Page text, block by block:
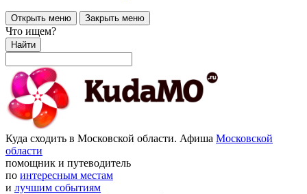
Открыть меню Закрыть меню
Что ищем?
Найти
Куда сходить в Московской области. Афиша Московской
области
помощник и путеводитель
по интересным местам
и лучшим событиям